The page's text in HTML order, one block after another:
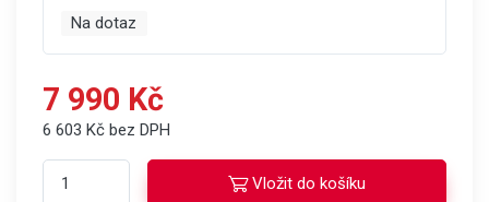
Na dotaz
7 990 Kč
6 603 Kč bez DPH
Vložit do košíku